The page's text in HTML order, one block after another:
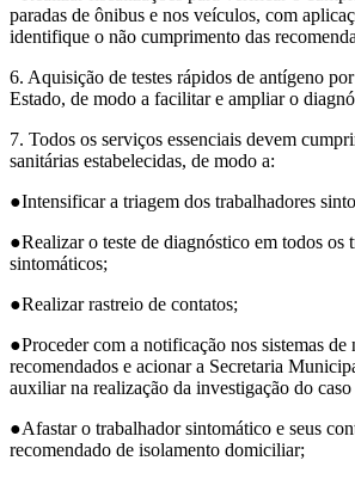
paradas de ônibus e nos veículos, com
identifique o não cumprimento das
6. Aquisição de testes rápidos de antígeno
Estado, de modo a facilitar e ampliar o
7. Todos os serviços essenciais devem
sanitárias estabelecidas, de modo a:
●Intensificar a triagem dos trabalhadores
●Realizar o teste de diagnóstico em todos os
sintomáticos;
●Realizar rastreio de contatos;
●Proceder com a notificação nos sistemas de
recomendados e acionar a Secretaria
auxiliar na realização da investigação do
●Afastar o trabalhador sintomático e seus
recomendado de isolamento domiciliar;